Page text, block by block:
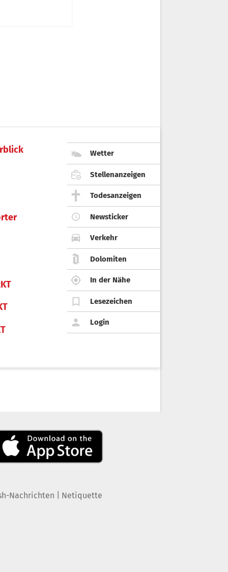
Wetter
Stellenanzeigen
Todesanzeigen
Newsticker
Verkehr
Dolomiten
In der Nähe
Lesezeichen
Login
Nachrichten Netiquette